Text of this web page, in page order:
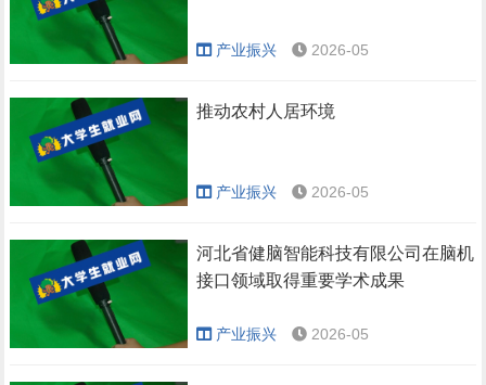
产业振兴 2026-05
推动农村人居环境
产业振兴 2026-05
河北省健脑智能科技有限公司在脑机
接口领域取得重要学术成果
产业振兴 2026-05